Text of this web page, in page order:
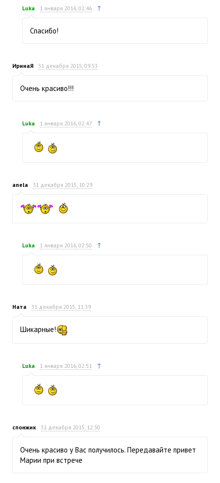
Luka 1 января 2016, 02:46 ↑
Спасибо!
ИринаЯ 31 декабря 2015, 09:53
Очень красиво!!!
Luka 1 января 2016, 02:47 ↑
anela 31 декабря 2015, 10:29
Luka 1 января 2016, 02:50 ↑
Ната 31 декабря 2015, 11:39
Шикарные!
Luka 1 января 2016, 02:51 ↑
спонжик 31 декабря 2015, 12:30
Очень красиво у Вас получилось. Передавайте привет
Марии при встрече